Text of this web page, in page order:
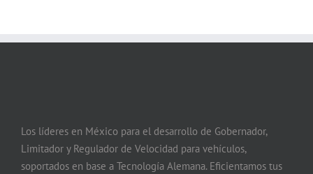
Los líderes en México para el desarrollo de Gobernador,
Limitador y Regulador de Velocidad para vehículos,
soportados en base a Tecnología Alemana. Eficientamos tus